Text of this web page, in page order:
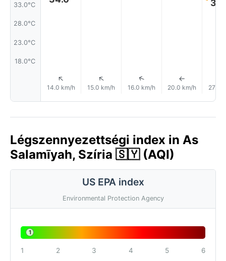
33.0°C
28.0°C
23.0°C
18.0°C
↑
14.0 km/h
↑
15.0 km/h
↑
16.0 km/h
↑
20.0 km/h 27.0
Légszennyezettségi index in As
Salamīyah, Szíria 🇸🇾 (AQI)
US EPA index
Environmental Protection Agency
1
1 2 3 4 5 6